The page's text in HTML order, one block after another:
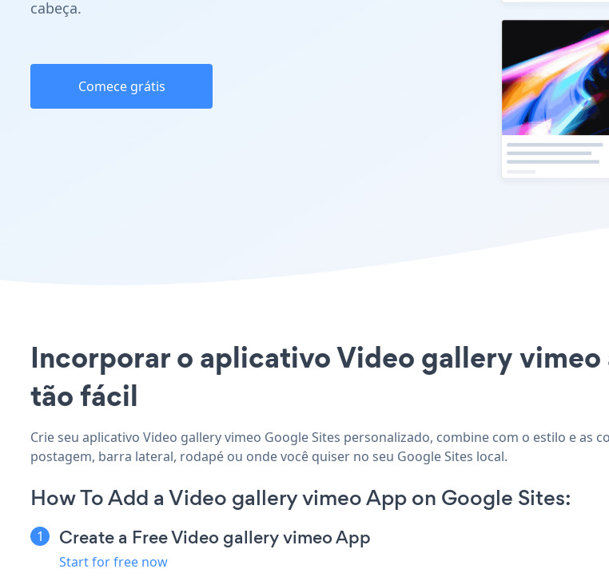
cabeça.
Comece grátis
Incorporar o aplicativo Video gallery
tão fácil
Crie seu aplicativo Video gallery vimeo Google Sites personalizado, combine com o estilo e as
postagem, barra lateral, rodapé ou onde você quiser no seu Google Sites local.
How To Add a Video gallery vimeo App on Google Sites:
Create a Free Video gallery vimeo App
Start for free now